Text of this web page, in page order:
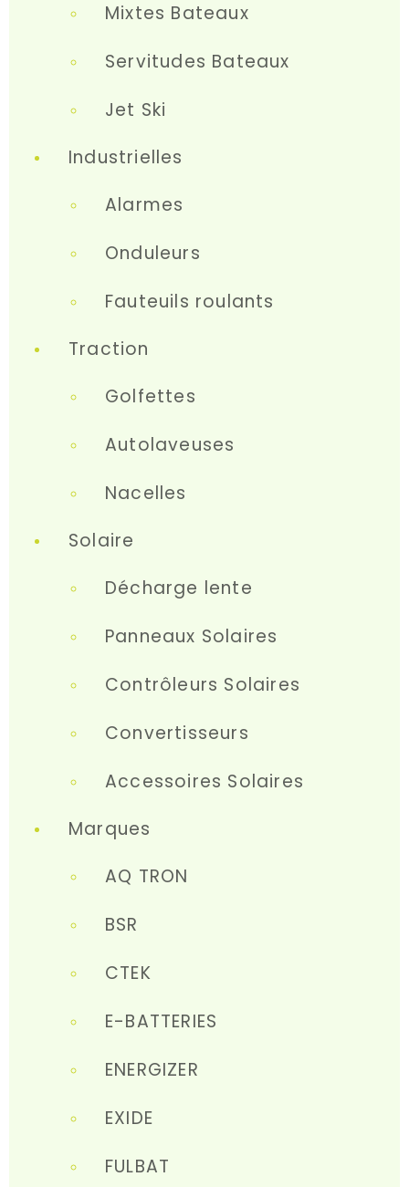
Mixtes Bateaux
Servitudes Bateaux
Jet Ski
Industrielles
Alarmes
Onduleurs
Fauteuils roulants
Traction
Golfettes
Autolaveuses
Nacelles
Solaire
Décharge lente
Panneaux Solaires
Contrôleurs Solaires
Convertisseurs
Accessoires Solaires
Marques
AQ TRON
BSR
CTEK
E-BATTERIES
ENERGIZER
EXIDE
FULBAT